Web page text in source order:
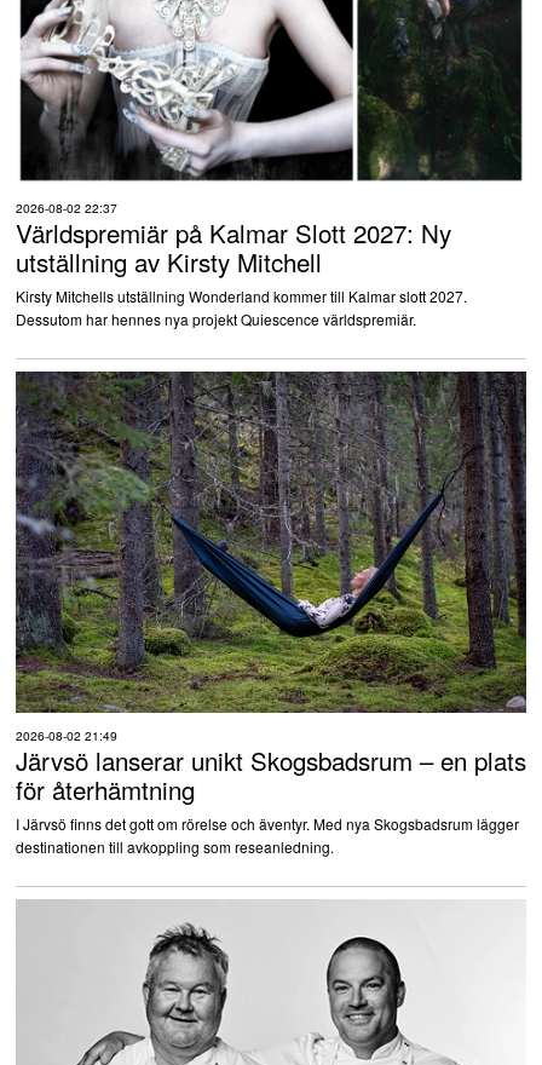
2026-08-02 22:37
Världspremiär på Kalmar Slott 2027: Ny
utställning av Kirsty Mitchell
Kirsty Mitchells utställning Wonderland kommer till Kalmar slott 2027.
Dessutom har hennes nya projekt Quiescence världspremiär.
2026-08-02 21:49
Järvsö lanserar unikt Skogsbadsrum – en plats
för återhämtning
I Järvsö finns det gott om rörelse och äventyr. Med nya Skogsbadsrum lägger
destinationen till avkoppling som reseanledning.